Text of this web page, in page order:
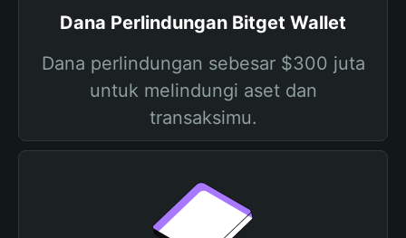
Dana Perlindungan Bitget Wallet
Dana perlindungan sebesar $300 juta
untuk melindungi aset dan
transaksimu.